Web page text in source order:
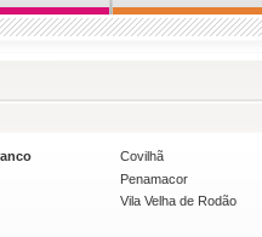
Covilhã
Penamacor
Vila Velha de Rodão